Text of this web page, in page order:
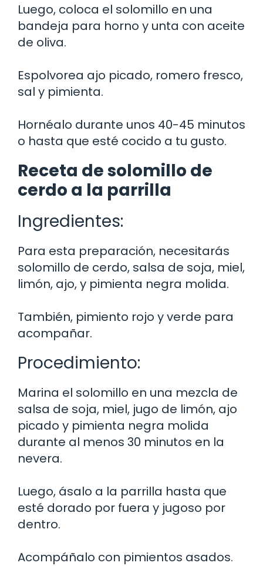
Luego, coloca el solomillo en una
bandeja para horno y unta con aceite
de oliva.
Espolvorea ajo picado, romero fresco,
sal y pimienta.
Hornéalo durante unos 40-45 minutos
o hasta que esté cocido a tu gusto.
Receta de solomillo de
cerdo a la parrilla
Ingredientes:
Para esta preparación, necesitarás
solomillo de cerdo, salsa de soja, miel,
limón, ajo, y pimienta negra molida.
También, pimiento rojo y verde para
acompañar.
Procedimiento:
Marina el solomillo en una mezcla de
salsa de soja, miel, jugo de limón, ajo
picado y pimienta negra molida
durante al menos 30 minutos en la
nevera.
Luego, ásalo a la parrilla hasta que
esté dorado por fuera y jugoso por
dentro.
Acompáñalo con pimientos asados.